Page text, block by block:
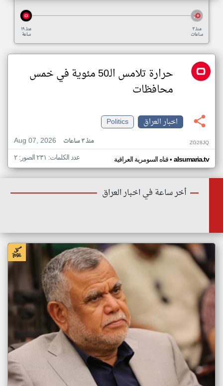
منذ ١٩
ساعة
منذ ٣
ساعات
حرارة تلامس الـ50 مئوية في خمس
محافظات
اخبار العراق
Politics
Aug 07, 2026
منذ ٣ ساعات ZG28JQ
قناه السومرية العراقية• alsumaria.tv عدد الكلمات: ٢٣١ الصور: ٢
أخر ساعة في اخبار العراق